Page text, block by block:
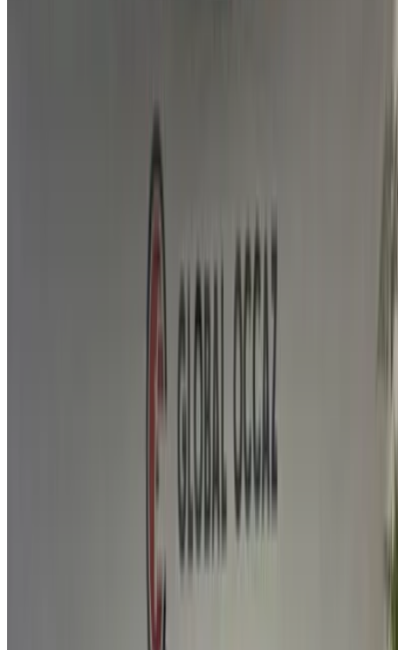
الكبرى المعروفة. أصبحت من أكبر الشركات المصنعة للسيارات
(أهم السيارات الكهربائية بالكامل والهجينة والحافلات والشاحنات
مقرات الشركة:
ضع قائمة بأفضل العروض من مزود الخدمة، وتواصل معه
احرص على طلب صور السيارة الحقيقية ومواصفاتها قبل